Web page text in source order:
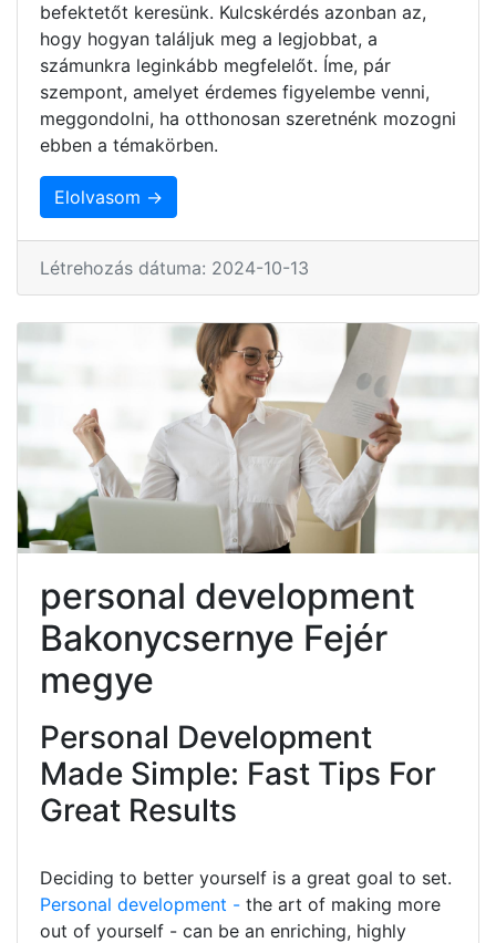
befektetőt keresünk. Kulcskérdés azonban az,
hogy hogyan találjuk meg a legjobbat, a
számunkra leginkább megfelelőt. Íme, pár
szempont, amelyet érdemes figyelembe venni,
meggondolni, ha otthonosan szeretnénk mozogni
ebben a témakörben.
Elolvasom →
Létrehozás dátuma: 2024-10-13
personal development
Bakonycsernye Fejér
megye
Personal Development
Made Simple: Fast Tips For
Great Results
Deciding to better yourself is a great goal to set.
Personal development - the art of making more
out of yourself - can be an enriching, highly